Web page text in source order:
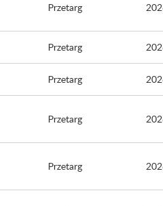
Przetarg
Przetarg
Przetarg
Przetarg
Przetarg